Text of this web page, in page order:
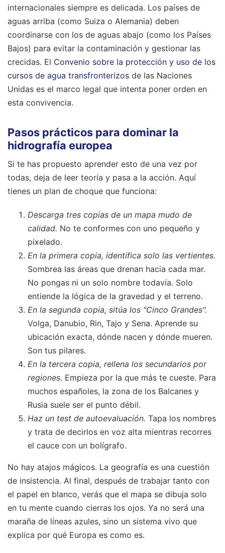
internacionales siempre es delicada. Los países de
aguas arriba (como Suiza o Alemania) deben
coordinarse con los de aguas abajo (como los Países
Bajos) para evitar la contaminación y gestionar las
crecidas. El Convenio sobre la protección y uso de los
cursos de agua transfronterizos de las Naciones
Unidas es el marco legal que intenta poner orden en
esta convivencia.
Pasos prácticos para dominar la
hidrografía europea
Si te has propuesto aprender esto de una vez por
todas, deja de leer teoría y pasa a la acción. Aquí
tienes un plan de choque que funciona:
Descarga tres copias de un mapa mudo de
calidad. No te conformes con uno pequeño y
pixelado.
En la primera copia, identifica solo las vertientes.
Sombrea las áreas que drenan hacia cada mar.
No pongas ni un solo nombre todavía. Solo
entiende la lógica de la gravedad y el terreno.
En la segunda copia, sitúa los "Cinco Grandes".
Volga, Danubio, Rin, Tajo y Sena. Aprende su
ubicación exacta, dónde nacen y dónde mueren.
Son tus pilares.
En la tercera copia, rellena los secundarios por
regiones. Empieza por la que más te cueste. Para
muchos españoles, la zona de los Balcanes y
Rusia suele ser el punto débil.
Haz un test de autoevaluación. Tapa los nombres
y trata de decirlos en voz alta mientras recorres
el cauce con un bolígrafo.
No hay atajos mágicos. La geografía es una cuestión
de insistencia. Al final, después de trabajar tanto con
el papel en blanco, verás que el mapa se dibuja solo
en tu mente cuando cierras los ojos. Ya no será una
maraña de líneas azules, sino un sistema vivo que
explica por qué Europa es como es.